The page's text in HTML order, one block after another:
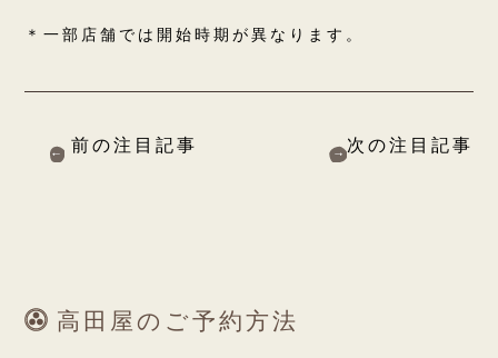
＊一部店舗では開始時期が異なります。
前の注目記事 次の注目記事
高田屋のご予約方法